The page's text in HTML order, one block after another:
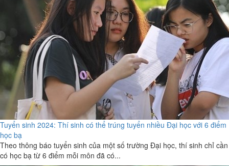
Tuyển sinh 2024: Thí sinh có thể trúng tuyển nhiều Đại học với 6 điểm
học bạ
Theo thông báo tuyển sinh của một số trường Đại học, thí sinh chỉ cần
có học bạ từ 6 điểm mỗi môn đã có...